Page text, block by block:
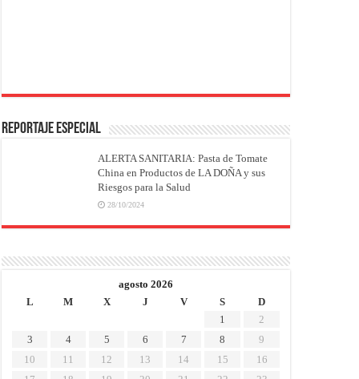
REPORTAJE ESPECIAL
ALERTA SANITARIA: Pasta de Tomate
China en Productos de LA DOÑA y sus
Riesgos para la Salud
28/10/2024
agosto 2026
L
M X J V S
D
1
2
3
4 5 6 7 8
9
10
11 12 13 14 15
16